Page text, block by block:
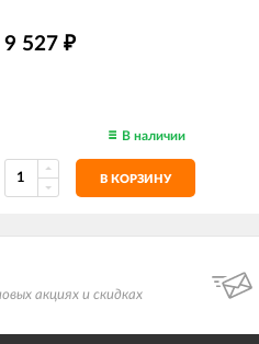
9 527 ₽
В наличии
В КОРЗИНУ
акциях и скидках